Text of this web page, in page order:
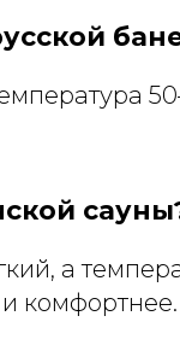
а
комфортнее.